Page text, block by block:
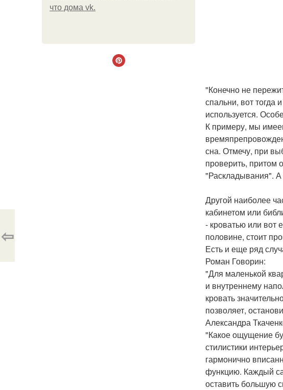
что дома vk.
"Конечно не
спальни, вот тогда
используется.
К примеру, мы
сна. Отмечу, при
проверить, притом
"Раскладывания". А
Другой наиболее
кабинетом или
- кроватью или вот
половине, стоит
Есть и еще ряд
Роман Говорин:
"Для маленькой
и внутреннему
кровать
позволяет,
Александра
"Какое ощущение
стилистики
гармонично
функцию. Каждый
оставить большую
⇦